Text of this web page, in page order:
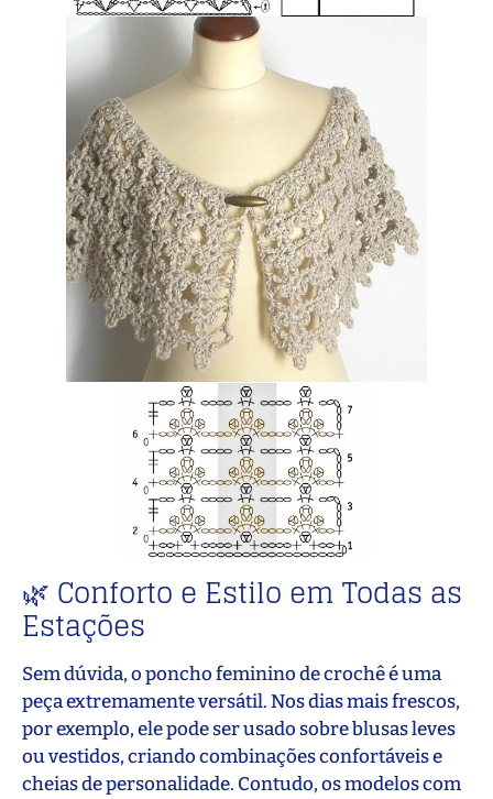
🌿 Conforto e Estilo em Todas as
Estações
Sem dúvida, o poncho feminino de crochê é uma
peça extremamente versátil. Nos dias mais frescos,
por exemplo, ele pode ser usado sobre blusas leves
ou vestidos, criando combinações confortáveis e
cheias de personalidade. Contudo, os modelos com